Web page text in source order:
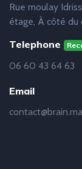
Rue moulay
étage, À côté du
Telephone
06 60 43 64 63
Email
contact@brain.ma